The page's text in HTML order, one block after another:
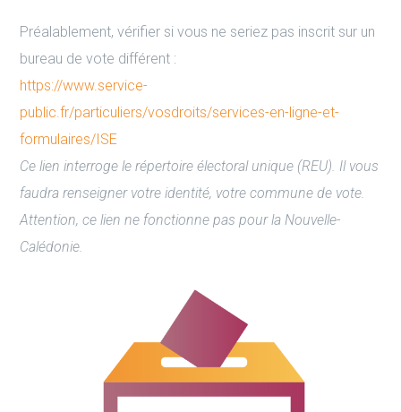
Préalablement, vérifier si vous ne seriez pas inscrit sur un
bureau de vote différent :
https://www.service-
public.fr/particuliers/vosdroits/services-en-ligne-et-
formulaires/ISE
Ce lien interroge le répertoire électoral unique (REU). Il vous
faudra renseigner votre identité, votre commune de vote.
Attention, ce lien ne fonctionne pas pour la Nouvelle-
Calédonie.